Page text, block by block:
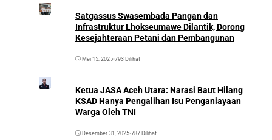
Satgassus Swasembada Pangan dan
Infrastruktur Lhokseumawe Dilantik, Dorong
Kesejahteraan Petani dan Pembangunan
Mei 15, 2025•793 Dilihat
Ketua JASA Aceh Utara: Narasi Baut Hilang
KSAD Hanya Pengalihan Isu Penganiayaan
Warga Oleh TNI
Desember 31, 2025•787 Dilihat